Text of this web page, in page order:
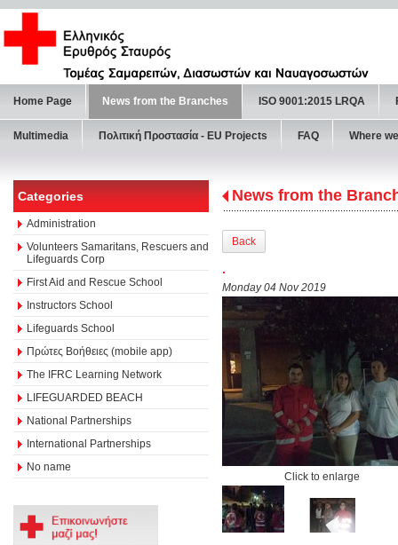
Home Page News from the Branches ISO 9001:2015 LRQA
Multimedia Πολιτική Προστασία - ΕU Projects FAQ Where
Categories
Administration
Volunteers Samaritans, Rescuers and
Lifeguards Corp
First Aid and Rescue School
Instructors School
Lifeguards School
Πρώτες Βοήθειες (mobile app)
The IFRC Learning Network
LIFEGUARDED BEACH
National Partnerships
International Partnerships
No name
News from the
Back
.
Monday 04 Nov 2019
Click to enlarge